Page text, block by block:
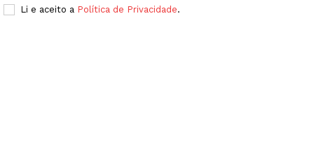
Li e aceito a Política de Privacidade.